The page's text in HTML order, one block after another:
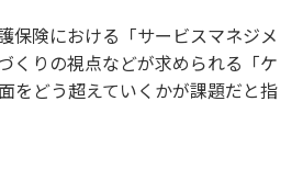
保険における「サービスマネジメ
くりの視点などが求められる「ケ
をどう超えていくかが課題だと指